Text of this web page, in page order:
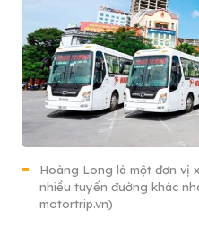
Hoàng Long là một đơn vị
nhiều tuyến đường khác
motortrip.vn)